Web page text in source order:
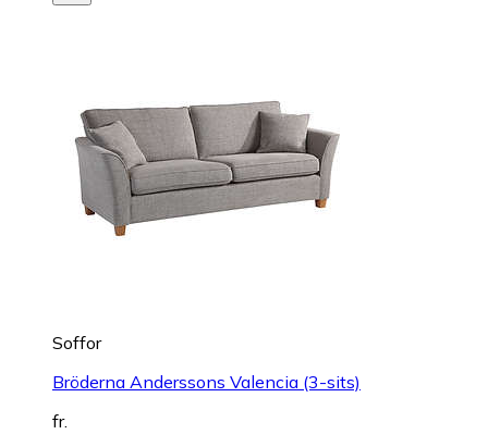
Soffor
Bröderna Anderssons Valencia (3-sits)
fr.